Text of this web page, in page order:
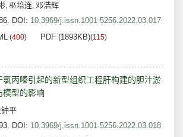
, 巫培连, 邓浩辉
DOI: 10.3969/j.issn.1001-5256.2022.03.017
(400) PDF (1893KB)(115)
氯丙嗪引起的新型组织工程肝构建的胆汁淤
模型的影响
平
DOI: 10.3969/j.issn.1001-5256.2022.03.018